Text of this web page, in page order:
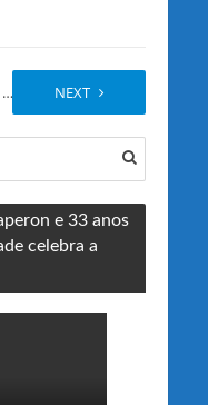
… 27
NEXT
e 33 anos
celebra a